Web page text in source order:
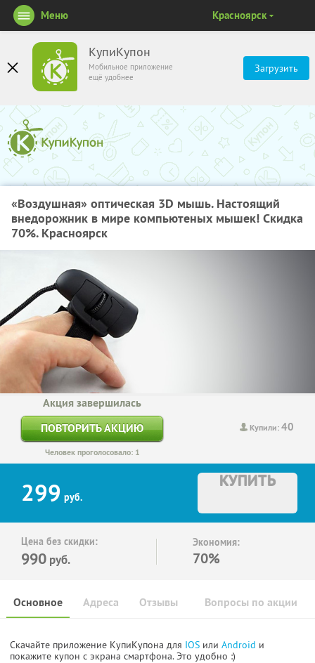
КупиКупон
Мобильное приложение
ещё удобнее
Загрузить
Меню Красноярск
«Воздушная» оптическая 3D мышь. Настоящий
внедорожник в мире компьютеных мышек! Скидка
70%. Красноярск
Купили:40
Акция завершилась
ПОВТОРИТЬ АКЦИЮ
Человек проголосовало: 1
299 руб.
КУПИТЬ
Цена без скидки:
990 руб.
Экономия:
70%
Основное Отзывы Вопросы по акции
Адреса
Скачайте приложение КупиКупона для IOS или Android и
покажите купон с экрана смартфона. Это удобно :)